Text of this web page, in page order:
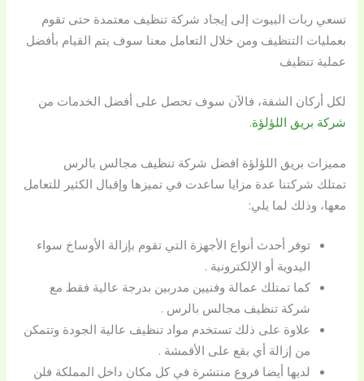
تسعي ربات البيوت إلى إيجاد شركة تنظيف معتمدة حتى تقوم
بعمليات التنظيف ومن خلال التعامل معنا سوف يتم القيام بأفضل
عملية تنظيف
لكل أركان الشقة، فالآن سوف تحصل على أفضل الخدمات من
شركة بريق اللؤلؤة.
مميزات بريق اللؤلؤة افضل شركة تنظيف مجالس بالرس
تمتلك شركتنا عدة مزايا ساعدت في تميزها وإقبال الكثير للتعامل
معها، وذلك لما يلي:
توفر أحدث أنواع الأجهزة التي تقوم بإزالة الأوساخ سواء
اليدوية أو الإلكترونية .
كما تمتلك عمالة وفنيين مدربين بدرجة عالية فقط مع
شركة تنظيف مجالس بالرس .
علاوة على ذلك تستخدم مواد تنظيف عالية الجودة وتتمكن
من إزالة أي بقع على الأقمشة .
لديها أيضا فروع منتشرة في كل مكان داخل المملكة فلن